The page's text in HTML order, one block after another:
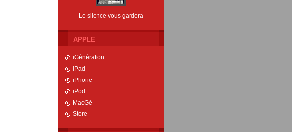
Le silence vous gardera
APPLE
iGénération
iPad
iPhone
iPod
MacGé
Store